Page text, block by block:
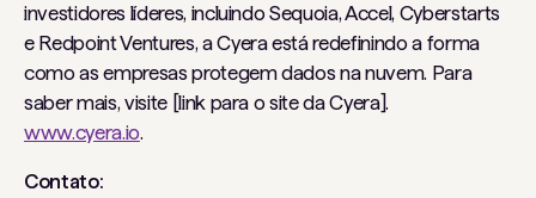
investidores líderes, incluindo Sequoia, Accel, Cyberstarts
e Redpoint Ventures, a Cyera está redefinindo a forma
como as empresas protegem dados na nuvem. Para
saber mais, visite [link para o site da Cyera].
www.cyera.io.
Contato: